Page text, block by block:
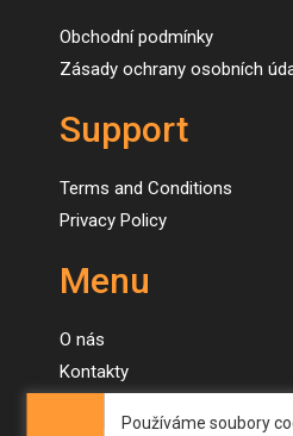
Používáme soubory
Obchodní podmínky
Zásady ochrany osobních
Support
Terms and Conditions
Privacy Policy
Menu
O nás
Kontakty